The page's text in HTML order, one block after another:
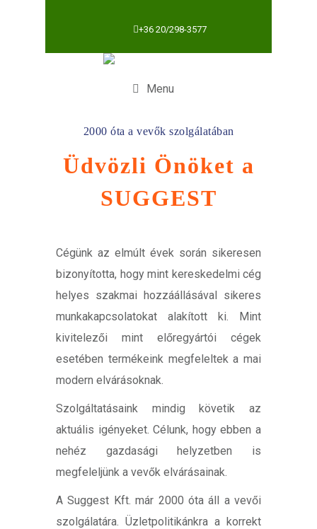
+36 20/298-3577
Menu
2000 óta a vevők szolgálatában
Üdvözli Önöket a
SUGGEST
Cégünk az elmúlt évek során sikeresen
bizonyította, hogy mint kereskedelmi cég
helyes szakmai hozzáállásával sikeres
munkakapcsolatokat alakított ki. Mint
kivitelezői mint előregyártói cégek
esetében termékeink megfeleltek a mai
modern elvárásoknak.
Szolgáltatásaink mindig követik az
aktuális igényeket. Célunk, hogy ebben a
nehéz gazdasági helyzetben is
megfeleljünk a vevők elvárásainak.
A Suggest Kft. már 2000 óta áll a vevői
szolgálatára. Üzletpolitikánkra a korrekt